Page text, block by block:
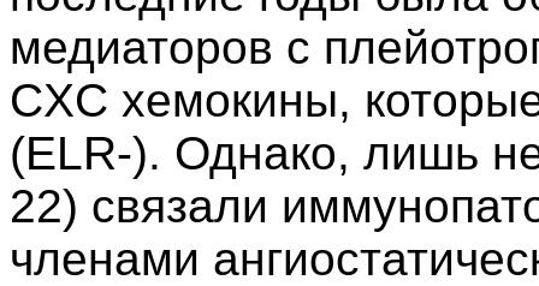
медиаторов с
CXC хемокины,
(ELR-). Однако, лишь
22) связали
членами